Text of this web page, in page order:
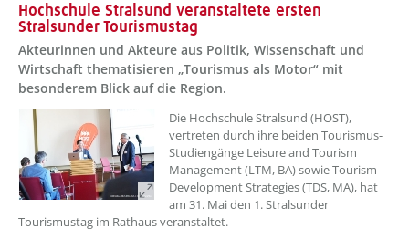
Hochschule Stralsund veranstaltete ersten
Stralsunder Tourismustag
Akteurinnen und Akteure aus Politik, Wissenschaft und
Wirtschaft thematisieren „Tourismus als Motor“ mit
besonderem Blick auf die Region.
??? absaetzeOben[1]/titel ???
Die Hochschule Stralsund (HOST),
vertreten durch ihre beiden Tourismus-
Studiengänge Leisure and Tourism
Management (LTM, BA) sowie Tourism
Development Strategies (TDS, MA), hat
am 31. Mai den 1. Stralsunder
Tourismustag im Rathaus veranstaltet.